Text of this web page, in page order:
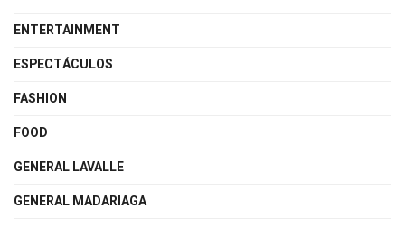
ENTERTAINMENT
ESPECTÁCULOS
FASHION
FOOD
GENERAL LAVALLE
GENERAL MADARIAGA